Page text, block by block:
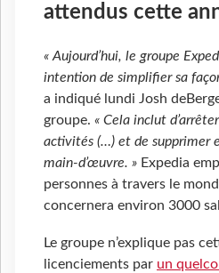
attendus cette
« Aujourd’hui, le groupe
intention de simplifier sa
a indiqué lundi Josh
groupe. « Cela inclut
activités (…) et de supprimer
main-d’œuvre. » Expedia
personnes à travers le
concernera environ 3000
Le groupe n’explique pas
licenciements par un